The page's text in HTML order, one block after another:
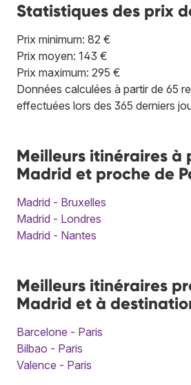
Statistiques des prix
Prix minimum: 82 €
Prix moyen: 143 €
Prix maximum: 295 €
Données calculées à partir de 65
effectuées lors des 365 derniers
Meilleurs itinéraires à
Madrid et proche de
Madrid - Bruxelles
Madrid - Londres
Madrid - Nantes
Meilleurs itinéraires
Madrid et à
Barcelone - Paris
Bilbao - Paris
Valence - Paris